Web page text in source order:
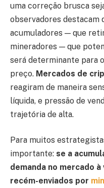
uma correção brusca
observadores destacam
acumuladores — que
mineradores — que
será determinante para
preço. Mercados de
reagiram de maneira
líquida, e pressão de
trajetória de alta.
Para muitos
importante: se a
demanda no mercado
recém-enviados por